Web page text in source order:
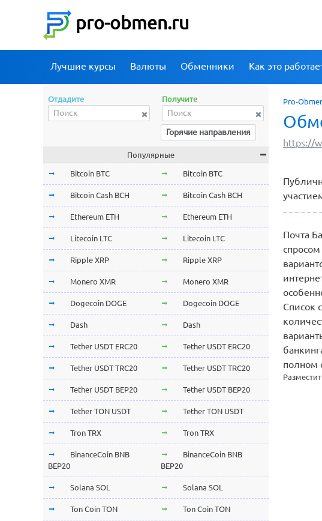
pro-obmen.ru
Лучшие курсы Валюты Обменники Как это
Pro-
https://
Почта
Список
полном
Отдадите Получите
Горячие направления
Популярные
Bitcoin BTC Bitcoin BTC
Bitcoin Cash BCH Bitcoin Cash BCH
Ethereum ETH Ethereum ETH
Litecoin LTC Litecoin LTC
Ripple XRP Ripple XRP
Monero XMR Monero XMR
Dogecoin DOGE Dogecoin DOGE
Dash Dash
Tether USDT ERC20 Tether USDT ERC20
Tether USDT TRC20 Tether USDT TRC20
Tether USDT BEP20 Tether USDT BEP20
Tether TON USDT Tether TON USDT
Tron TRX Tron TRX
BinanceCoin BNB
BEP20
BinanceCoin BNB
BEP20
Solana SOL Solana SOL
Ton Coin TON Ton Coin TON